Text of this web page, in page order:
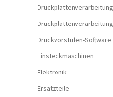
Druckplattenverarbeitung
Druckplattenverarbeitung
Druckvorstufen-Software
Einsteckmaschinen
Elektronik
Ersatzteile